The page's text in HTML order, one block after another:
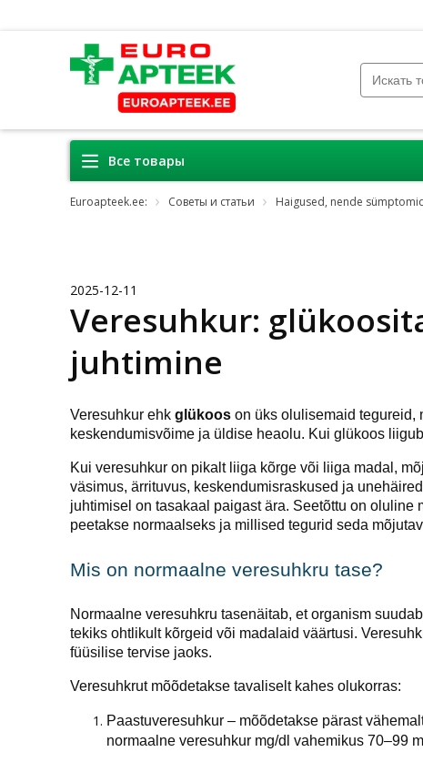
Все товары
Euroapteek.ee: Советы и статьи Haigused, nende
2025-12-11
Veresuhkur:
juhtimine
Veresuhkur ehk glükoos on üks olulisemaid tegureid,
keskendumisvõime ja üldise heaolu. Kui glükoos
Kui veresuhkur on pikalt liiga kõrge või liiga madal,
väsimus, ärrituvus, keskendumisraskused ja
juhtimisel on tasakaal paigast ära. Seetõttu on
peetakse normaalseks ja millised tegurid seda
Mis on normaalne veresuhkru tase?
Normaalne veresuhkru tasenäitab, et organism
tekiks ohtlikult kõrgeid või madalaid väärtusi.
füüsilise tervise jaoks.
Veresuhkrut mõõdetakse tavaliselt kahes olukorras:
Paastuveresuhkur – mõõdetakse pärast
normaalne veresuhkur mg/dl vahemikus 70–99